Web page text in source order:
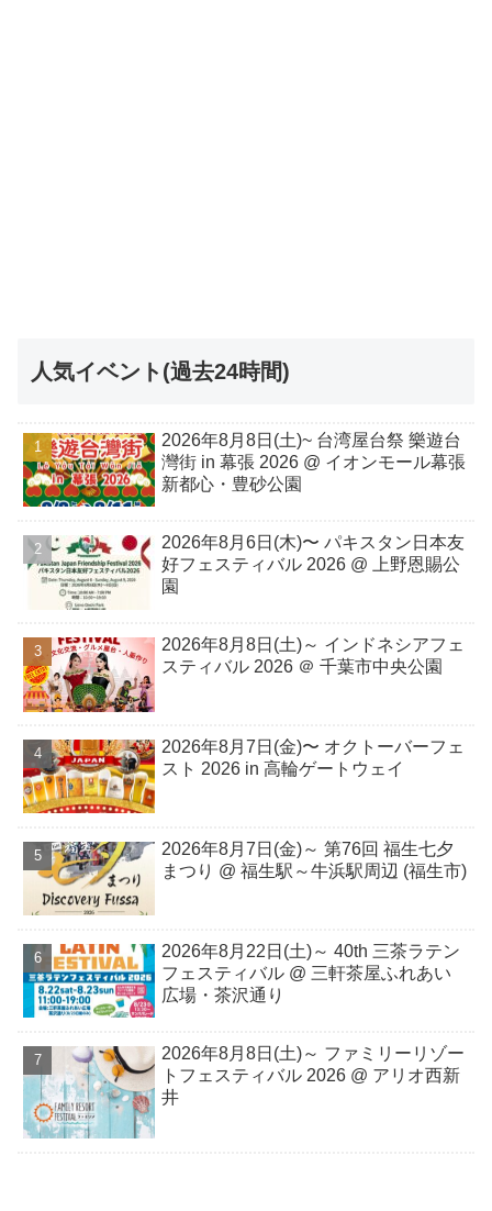
人気イベント(過去24時間)
2026年8月8日(土)~ 台湾屋台祭 樂遊台
灣街 in 幕張 2026 @ イオンモール幕張
新都心・豊砂公園
2026年8月6日(木)〜 パキスタン日本友
好フェスティバル 2026 @ 上野恩賜公
園
2026年8月8日(土)～ インドネシアフェ
スティバル 2026 ＠ 千葉市中央公園
2026年8月7日(金)〜 オクトーバーフェ
スト 2026 in 高輪ゲートウェイ
2026年8月7日(金)～ 第76回 福生七夕
まつり @ 福生駅～牛浜駅周辺 (福生市)
2026年8月22日(土)～ 40th 三茶ラテン
フェスティバル @ 三軒茶屋ふれあい
広場・茶沢通り
2026年8⽉8⽇(⼟)～ ファミリーリゾー
トフェスティバル 2026 @ アリオ西新
井